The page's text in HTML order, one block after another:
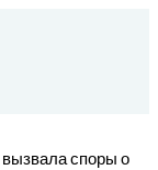
споры о